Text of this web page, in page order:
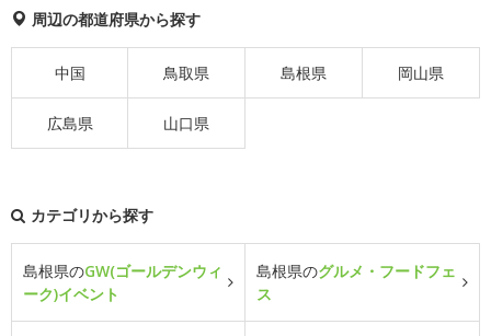
周辺の都道府県から探す
中国 鳥取県 島根県 岡山県
広島県 山口県
カテゴリから探す
島根県のGW(ゴールデンウィ
ーク)イベント
島根県のグルメ・フードフェ
ス